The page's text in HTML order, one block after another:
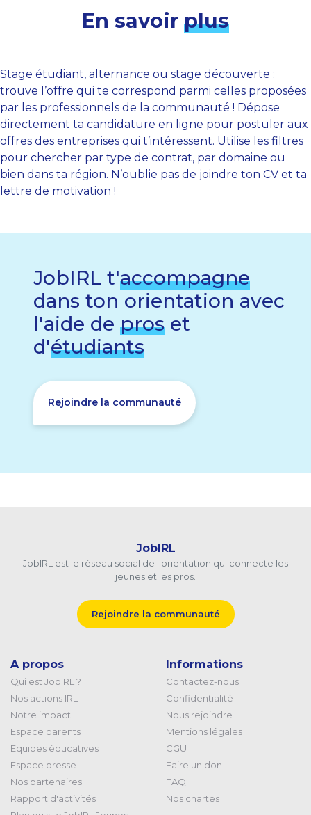
En savoir plus
Stage étudiant, alternance ou stage découverte :
trouve l’offre qui te correspond parmi celles proposées
par les professionnels de la communauté ! Dépose
directement ta candidature en ligne pour postuler aux
offres des entreprises qui t’intéressent. Utilise les filtres
pour chercher par type de contrat, par domaine ou
bien dans ta région. N’oublie pas de joindre ton CV et ta
lettre de motivation !
JobIRL t'accompagne
dans ton orientation avec
l'aide de pros et
d'étudiants
Rejoindre la communauté
JobIRL
JobIRL est le réseau social de l'orientation qui connecte les
jeunes et les pros.
Rejoindre la communauté
A propos
Qui est JobIRL ?
Nos actions IRL
Notre impact
Espace parents
Equipes éducatives
Espace presse
Nos partenaires
Rapport d'activités
Informations
Contactez-nous
Confidentialité
Nous rejoindre
Mentions légales
CGU
Faire un don
FAQ
Nos chartes